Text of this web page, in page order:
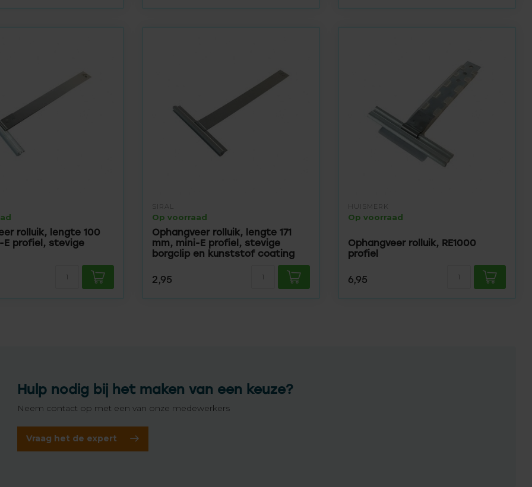
rolluik, lengte 100
E profiel, stevige
SIRAL
Op voorraad
Ophangveer rolluik, lengte 171
mm, mini-E profiel, stevige
borgclip en kunststof coating
2,95
HUISMERK
Op voorraad
Ophangveer rolluik, RE1000
profiel
6,95
Hulp nodig bij het maken van een keuze?
Neem contact op met een van onze medewerkers
Vraag het de expert